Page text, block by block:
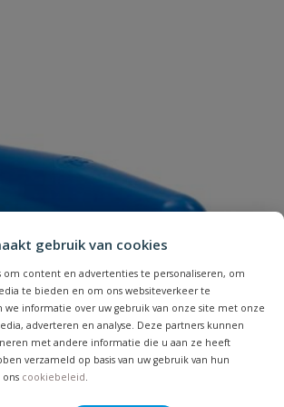
gebruik van cookies
om content en advertenties te personaliseren, om
te bieden en om ons websiteverkeer te
we informatie over uw gebruik van onze site met onze
adverteren en analyse. Deze partners kunnen
met andere informatie die u aan ze heeft
verzameld op basis van uw gebruik van hun
ons cookiebeleid.